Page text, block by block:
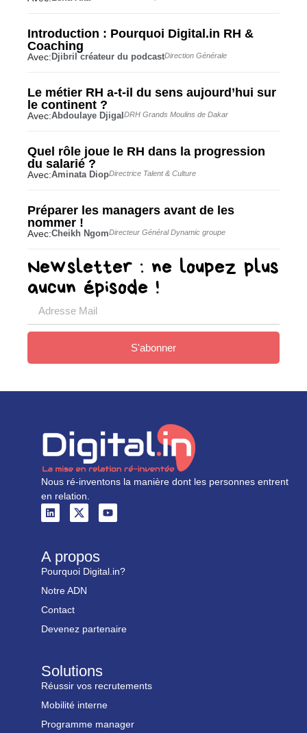
Introduction : Pourquoi Digital.in RH &
Coaching
Avec:Djibril créateur du podcastDirection Générale
Le métier RH a-t-il du sens aujourd’hui sur
le continent ?
Avec:Abdoulaye DjigalDRH Grands Moulins de Dakar
Quel rôle joue le RH dans la progression
du salarié ?
Avec:Aminata DiopDirectrice Talent & Culture
Préparer les managers avant de les
nommer !
Avec:Cheikh NgomDirecteur Général Dynamic groupe
Newsletter : ne loupez plus
aucun épisode !
S'abonner
Nous ré-inventons la manière dont les personnes entrent
en relation.
A propos
Pourquoi Digital.in?
Notre ADN
Contact
Devenez partenaire
Solutions
Réussir vos recrutements
Mobilité interne
Programme manager